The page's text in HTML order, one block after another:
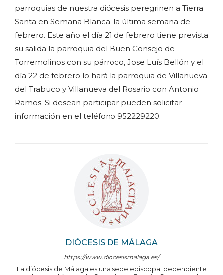
DIÓCESIS DE MÁLAGA
https://www.diocesismalaga.es/
La diócesis de Málaga es una sede episcopal dependiente
parroquias de nuestra diócesis peregrinen a Tierra
Santa en Semana Blanca, la última semana de
febrero. Este año el día 21 de febrero tiene prevista
su salida la parroquia del Buen Consejo de
Torremolinos con su párroco, Jose Luís Bellón y el
día 22 de febrero lo hará la parroquia de Villanueva
del Trabuco y Villanueva del Rosario con Antonio
Ramos. Si desean participar pueden solicitar
información en el teléfono 952229220.